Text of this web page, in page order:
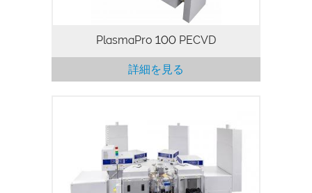
PlasmaPro 100 PECVD
詳細を見る
PlasmaPro 100 RIE モジュールにより、
広範なプロセスに対応した等方性・異方性
ドライエッチングが実現します。研究およ
び製造のお客様に適しており、ロードロッ